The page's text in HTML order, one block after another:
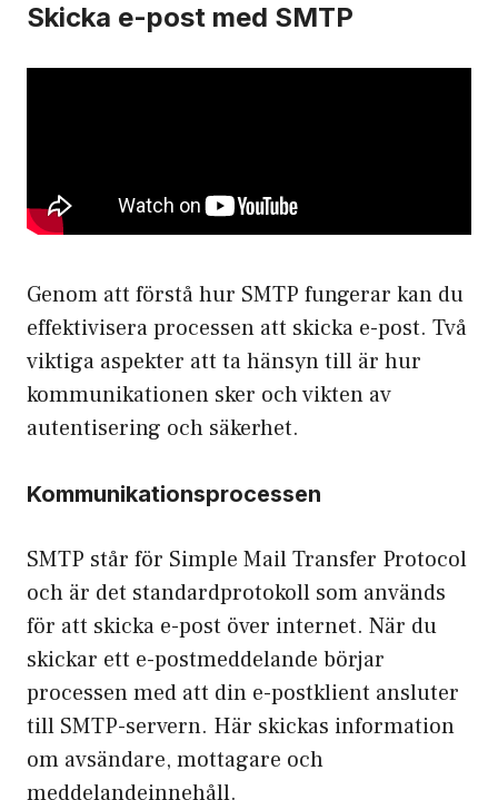
Skicka e-post med SMTP
Genom att förstå hur SMTP fungerar kan du
effektivisera processen att skicka e-post. Två
viktiga aspekter att ta hänsyn till är hur
kommunikationen sker och vikten av
autentisering och säkerhet.
Kommunikationsprocessen
SMTP står för Simple Mail Transfer Protocol
och är det standardprotokoll som används
för att skicka e-post över internet. När du
skickar ett e-postmeddelande börjar
processen med att din e-postklient ansluter
till SMTP-servern. Här skickas information
om avsändare, mottagare och
meddelandeinnehåll.